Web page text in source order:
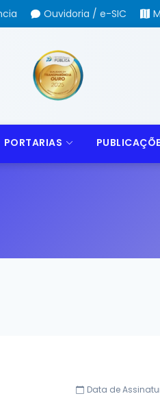
Ouvidoria / e-SIC
PORTARIAS
Data de